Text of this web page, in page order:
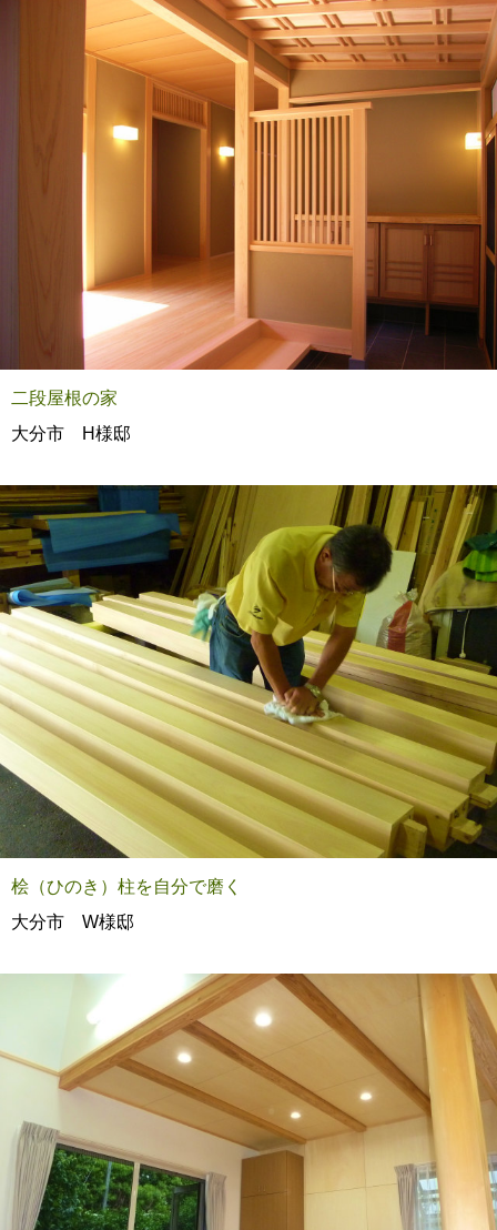
二段屋根の家
大分市 H様邸
桧（ひのき）柱を自分で磨く
大分市 W様邸